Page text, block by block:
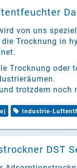
von uns
Trocknung in
Trocknung oder
trotzdem noch
Industrie-
DST